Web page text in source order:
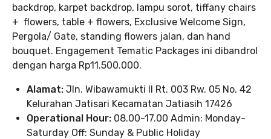
backdrop, karpet backdrop, lampu sorot, tiffany chairs
+ flowers, table + flowers, Exclusive Welcome Sign,
Pergola/ Gate, standing flowers jalan, dan hand
bouquet. Engagement Tematic Packages ini dibandrol
dengan harga Rp11.500.000.
Alamat: Jln. Wibawamukti II Rt. 003 Rw. 05 No. 42
Kelurahan Jatisari Kecamatan Jatiasih 17426
Operational Hour: 08.00-17.00 Admin: Monday-
Saturday Off: Sunday & Public Holiday